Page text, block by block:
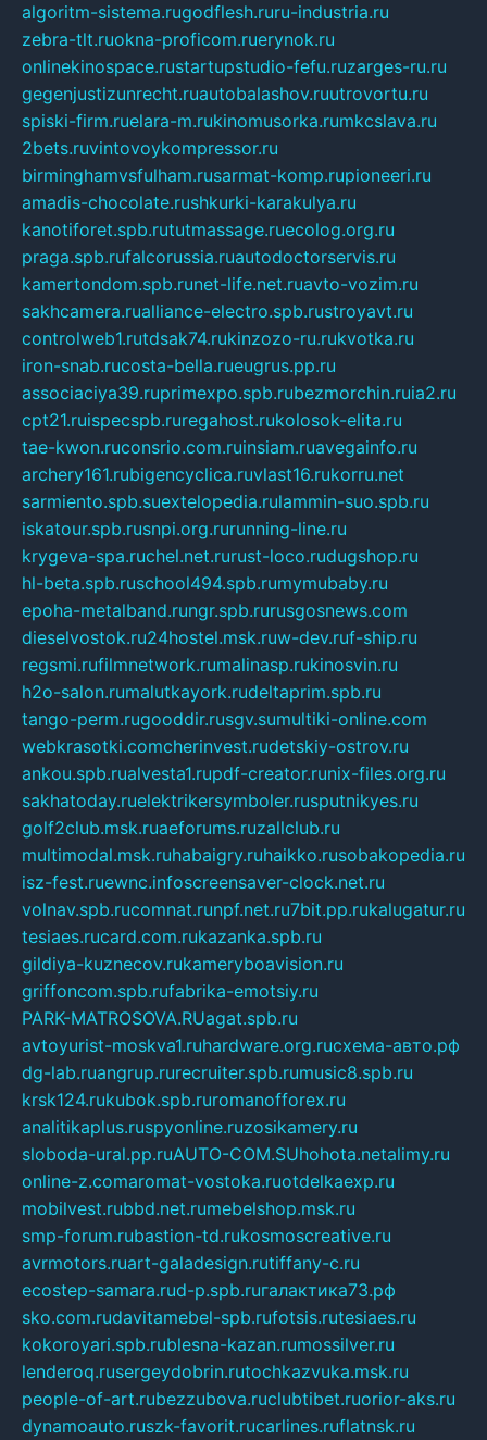
algoritm-sistema.rugodflesh.ruru-industria.ru
zebra-tlt.ruokna-proficom.ruerynok.ru
onlinekinospace.rustartupstudio-fefu.ruzarges-ru.ru
gegenjustizunrecht.ruautobalashov.ruutrovortu.ru
spiski-firm.ruelara-m.rukinomusorka.rumkcslava.ru
2bets.ruvintovoykompressor.ru
birminghamvsfulham.rusarmat-komp.rupioneeri.ru
amadis-chocolate.rushkurki-karakulya.ru
kanotiforet.spb.rututmassage.ruecolog.org.ru
praga.spb.rufalcorussia.ruautodoctorservis.ru
kamertondom.spb.runet-life.net.ruavto-vozim.ru
sakhcamera.rualliance-electro.spb.rustroyavt.ru
controlweb1.rutdsak74.rukinzozo-ru.rukvotka.ru
iron-snab.rucosta-bella.rueugrus.pp.ru
associaciya39.ruprimexpo.spb.rubezmorchin.ruia2.ru
cpt21.ruispecspb.ruregahost.rukolosok-elita.ru
tae-kwon.ruconsrio.com.ruinsiam.ruavegainfo.ru
archery161.rubigencyclica.ruvlast16.rukorru.net
sarmiento.spb.suextelopedia.rulammin-suo.spb.ru
iskatour.spb.rusnpi.org.rurunning-line.ru
krygeva-spa.ruchel.net.rurust-loco.rudugshop.ru
hl-beta.spb.ruschool494.spb.rumymubaby.ru
epoha-metalband.rungr.spb.rurusgosnews.com
dieselvostok.ru24hostel.msk.ruw-dev.ruf-ship.ru
regsmi.rufilmnetwork.rumalinasp.rukinosvin.ru
h2o-salon.rumalutkayork.rudeltaprim.spb.ru
tango-perm.rugooddir.rusgv.sumultiki-online.com
webkrasotki.comcherinvest.rudetskiy-ostrov.ru
ankou.spb.rualvesta1.rupdf-creator.runix-files.org.ru
sakhatoday.ruelektrikersymboler.rusputnikyes.ru
golf2club.msk.ruaeforums.ruzallclub.ru
multimodal.msk.ruhabaigry.ruhaikko.rusobakopedia.ru
isz-fest.ruewnc.infoscreensaver-clock.net.ru
volnav.spb.rucomnat.runpf.net.ru7bit.pp.rukalugatur.ru
tesiaes.rucard.com.rukazanka.spb.ru
gildiya-kuznecov.rukameryboavision.ru
griffoncom.spb.rufabrika-emotsiy.ru
PARK-MATROSOVA.RUagat.spb.ru
avtoyurist-moskva1.ruhardware.org.ruсхема-авто.рф
dg-lab.ruangrup.rurecruiter.spb.rumusic8.spb.ru
krsk124.rukubok.spb.ruromanofforex.ru
analitikaplus.ruspyonline.ruzosikamery.ru
sloboda-ural.pp.ruAUTO-COM.SUhohota.netalimy.ru
online-z.comaromat-vostoka.ruotdelkaexp.ru
mobilvest.rubbd.net.rumebelshop.msk.ru
smp-forum.rubastion-td.rukosmoscreative.ru
avrmotors.ruart-galadesign.rutiffany-c.ru
ecostep-samara.rud-p.spb.ruгалактика73.рф
sko.com.rudavitamebel-spb.rufotsis.rutesiaes.ru
kokoroyari.spb.rublesna-kazan.rumossilver.ru
lenderoq.rusergeydobrin.rutochkazvuka.msk.ru
people-of-art.rubezzubova.ruclubtibet.ruorior-aks.ru
dynamoauto.ruszk-favorit.rucarlines.ruflatnsk.ru